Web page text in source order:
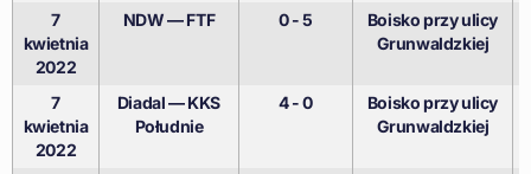
7
kwietnia
2022
NDW — FTF 0 - 5
Boisko przy ulicy
Grunwaldzkiej
7
kwietnia
2022
Diadal — KKS
Południe
4 - 0
Boisko przy ulicy
Grunwaldzkiej